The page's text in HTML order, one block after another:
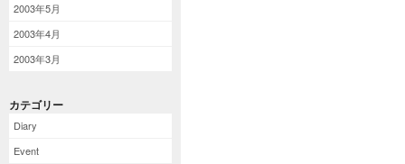
2003年5月
2003年4月
2003年3月
カテゴリー
Diary
Event